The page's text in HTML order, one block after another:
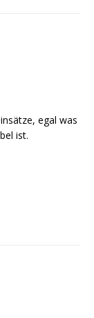
egal was
ist.